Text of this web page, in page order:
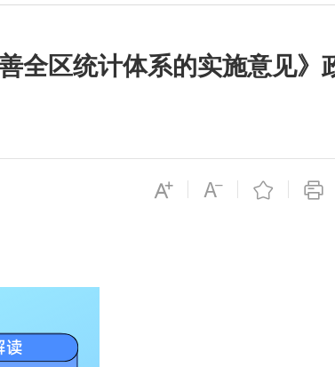
全区统计体系的实施意见》